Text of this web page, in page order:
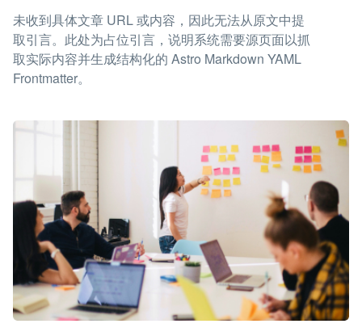
未收到具体文章 URL 或内容，因此无法从原文中提
取引言。此处为占位引言，说明系统需要源页面以抓
取实际内容并生成结构化的 Astro Markdown YAML
Frontmatter。